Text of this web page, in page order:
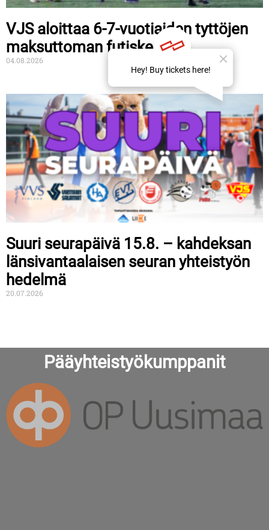
VJS aloittaa 6-7-vuotiaiden tyttöjen
maksuttoman futiskerhon
04.08.2026
Suuri seurapäivä 15.8. – kahdeksan
länsivantaalaisen seuran yhteistyön
hedelmä
20.07.2026
Pääyhteistyökumppanit